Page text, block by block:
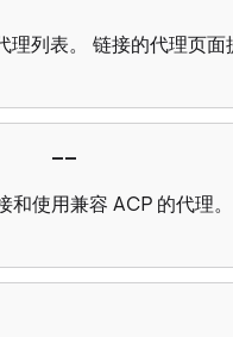
理列表。 链接的代理页面
使用兼容 ACP 的代理